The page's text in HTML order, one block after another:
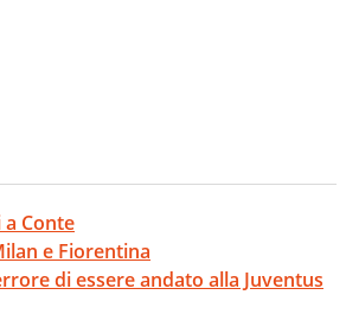
Conte
e Fiorentina
di essere andato alla Juventus